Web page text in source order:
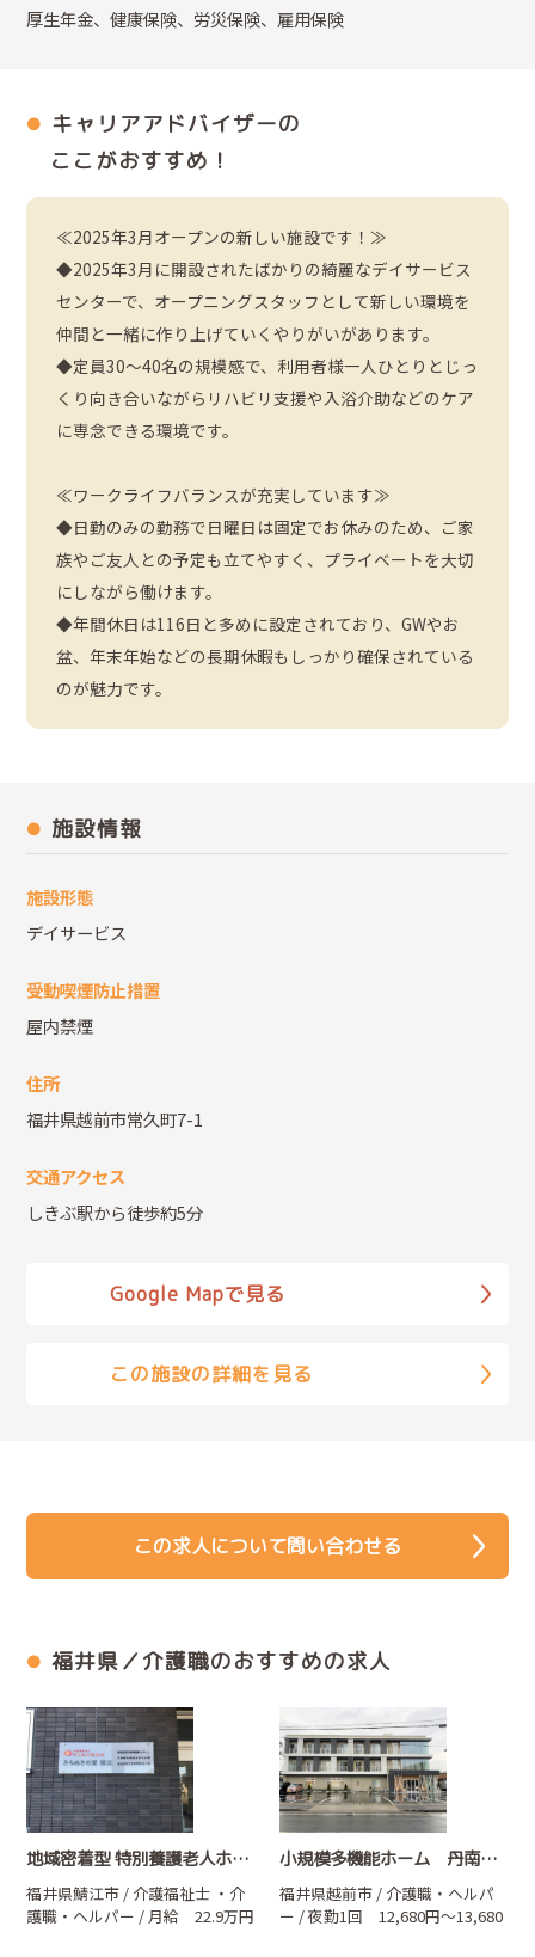
厚生年金、健康保険、労災保険、雇用保険
キャリアアドバイザーの
ここがおすすめ！
≪2025年3月オープンの新しい施設です！≫
◆2025年3月に開設されたばかりの綺麗なデイサービス
センターで、オープニングスタッフとして新しい環境を
仲間と一緒に作り上げていくやりがいがあります。
◆定員30〜40名の規模感で、利用者様一人ひとりとじっ
くり向き合いながらリハビリ支援や入浴介助などのケア
に専念できる環境です。
≪ワークライフバランスが充実しています≫
◆日勤のみの勤務で日曜日は固定でお休みのため、ご家
族やご友人との予定も立てやすく、プライベートを大切
にしながら働けます。
◆年間休日は116日と多めに設定されており、GWやお
盆、年末年始などの長期休暇もしっかり確保されている
のが魅力です。
施設情報
施設形態
デイサービス
受動喫煙防止措置
屋内禁煙
住所
福井県越前市常久町7-1
交通アクセス
しきぶ駅から徒歩約5分
Google Mapで見る
この施設の詳細を見る
この求人について問い合わせる
福井県／介護職のおすすめの求人
地域密着型 特別養護老人ホーム きらめきの里 鯖江
福井県鯖江市 / 介護福祉士 ・介
護職・ヘルパー / 月給 22.9万円
小規模多機能ホーム 丹南きらめきハウス
福井県越前市 / 介護職・ヘルパ
ー / 夜勤1回 12,680円～13,680